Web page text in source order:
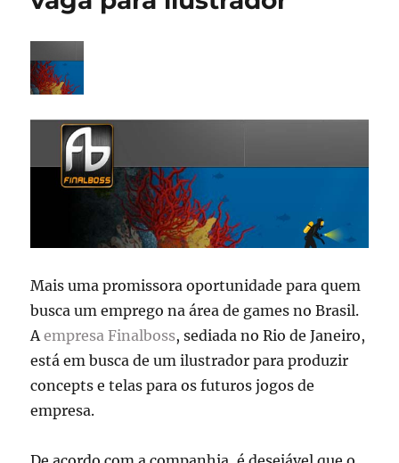
Ilustrador
Mais uma promissora oportunidade para quem
busca um emprego na área de games no Brasil.
Aempresa Finalboss, sediada no Rio de Janeiro,
está em busca de um ilustrador para produzir
concepts e telas para os futuros jogos de
empresa.